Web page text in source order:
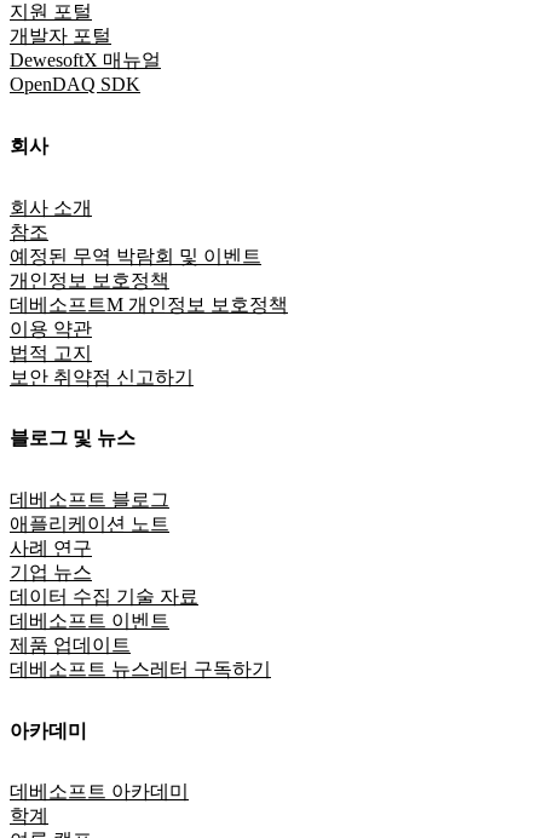
지원 포털
개발자 포털
DewesoftX 매뉴얼
OpenDAQ SDK
회사
회사 소개
참조
예정된 무역 박람회 및 이벤트
개인정보 보호정책
데베소프트M 개인정보 보호정책
이용 약관
법적 고지
보안 취약점 신고하기
블로그 및 뉴스
데베소프트 블로그
애플리케이션 노트
사례 연구
기업 뉴스
데이터 수집 기술 자료
데베소프트 이벤트
제품 업데이트
데베소프트 뉴스레터 구독하기
아카데미
데베소프트 아카데미
학계